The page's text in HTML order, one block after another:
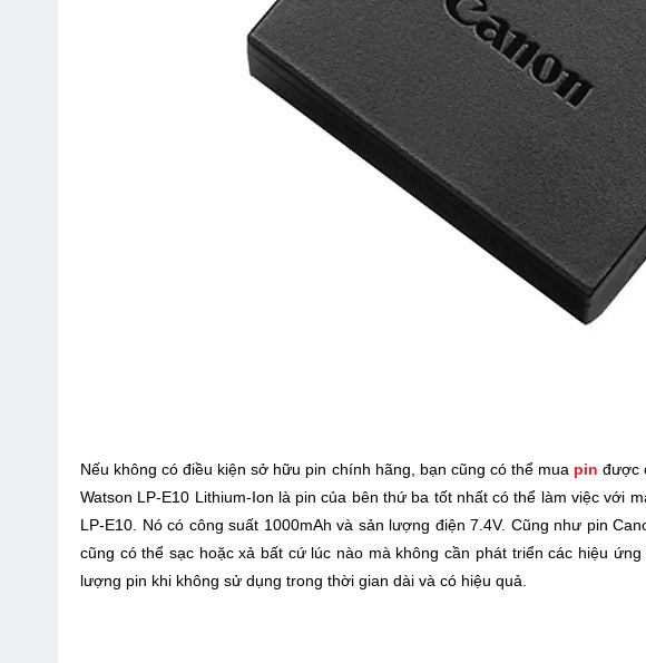
Nếu không có điều kiện sở hữu pin chính hãng, bạn cũng có thể mua pin được
Watson LP-E10 Lithium-Ion là pin của bên thứ ba tốt nhất có thể làm việc với
LP-E10. Nó có công suất 1000mAh và sản lượng điện 7.4V. Cũng như pin
cũng có thể sạc hoặc xả bất cứ lúc nào mà không cần phát triển các hiệu
lượng pin khi không sử dụng trong thời gian dài và có hiệu quả.